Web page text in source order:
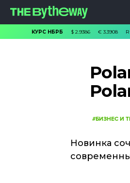
КУРС НБРБ $2.9386 € 3.3908 R
#БИЗНЕС И
Новинка